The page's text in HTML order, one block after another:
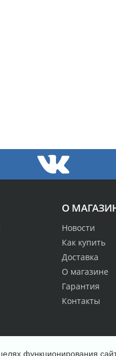
О
Новости
Как купить
Доставка
О магазине
Гарантия
Контакты
функционирования